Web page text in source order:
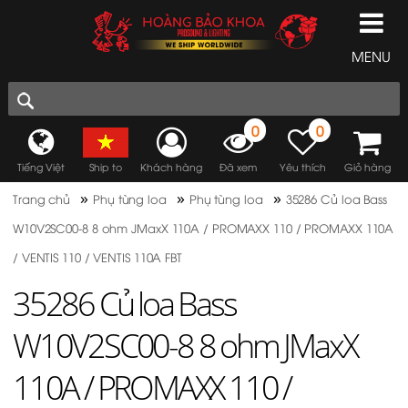
MENU
Tiếng Việt Ship to Khách hàng
0
Đã xem
0
Yêu thích Giỏ hàng
Trang chủ » Phụ tùng loa » Phụ tùng loa » 35286 Củ loa Bass
W10V2SC00-8 8 ohm JMaxX 110A / PROMAXX 110 / PROMAXX 110A
/ VENTIS 110 / VENTIS 110A FBT
35286 Củ loa Bass
W10V2SC00-8 8 ohm JMaxX
110A / PROMAXX 110 /